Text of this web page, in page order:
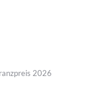
2026